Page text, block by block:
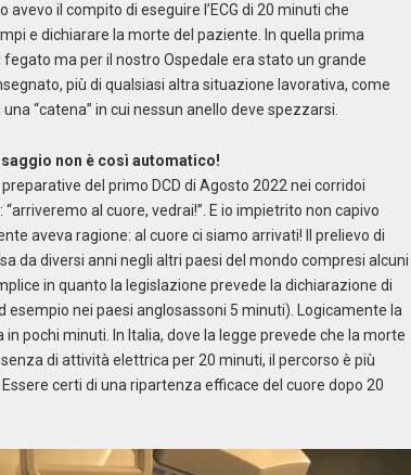
il compito di eseguire l’ECG di 20 minuti che
e dichiarare la morte del paziente. In quella prima
ma per il nostro Ospedale era stato un grande
più di qualsiasi altra situazione lavorativa, come
“catena” in cui nessun anello deve spezzarsi.
non è così automatico!
del primo DCD di Agosto 2022 nei corridoi
al cuore, vedrai!”. E io impietrito non capivo
aveva ragione: al cuore ci siamo arrivati! Il prelievo di
da diversi anni negli altri paesi del mondo compresi alcuni
in quanto la legislazione prevede la dichiarazione di
nei paesi anglosassoni 5 minuti). Logicamente la
pochi minuti. In Italia, dove la legge prevede che la morte
di attività elettrica per 20 minuti, il percorso è più
certi di una ripartenza efficace del cuore dopo 20